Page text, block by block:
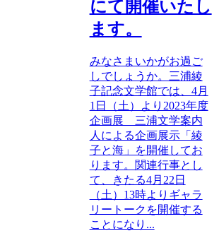
にて開催いたし
ます。
みなさまいかがお過ご
しでしょうか。三浦綾
子記念文学館では、4月
1日（土）より2023年度
企画展 三浦文学案内
人による企画展示「綾
子と海」を開催してお
ります。関連行事とし
て、きたる4月22日
（土）13時よりギャラ
リートークを開催する
ことになり...